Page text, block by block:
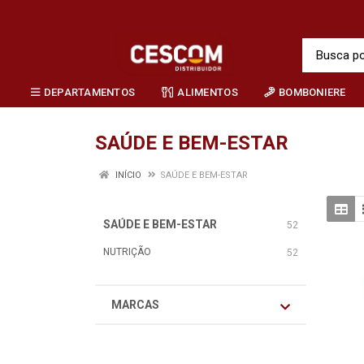
DEPARTAMENTOS ALIMENTOS BOMBONIERE
SAÚDE E BEM-ESTAR
INÍCIO SAÚDE E BEM-ESTAR
SAÚDE E BEM-ESTAR 52
NUTRIÇÃO 52
MARCAS